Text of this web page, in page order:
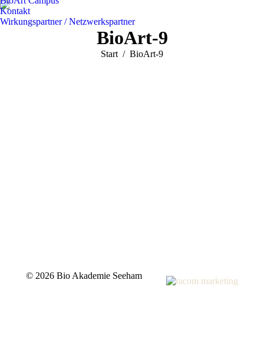
Kontakt
Wirkungspartner / Netzwerkspartner
BioArt-9
Sie befinden sich hier:
Start BioArt-9
© 2026 Bio Akademie Seeham